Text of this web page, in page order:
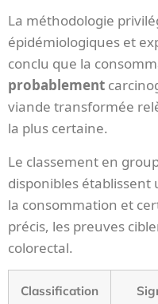
La méthodologie
épidémiologiques et
conclu que la
probablement
viande transformée
la plus certaine.
Le classement en
disponibles établissent
la consommation et
précis, les preuves
colorectal.
Classification